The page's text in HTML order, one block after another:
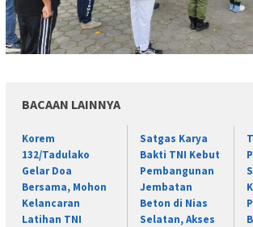
BACAAN LAINNYA
Korem
132/Tadulako
Gelar Doa
Bersama, Mohon
Kelancaran
Latihan TNI
Satgas Karya
Bakti TNI Kebut
Pembangunan
Jembatan
Beton di Nias
Selatan, Akses